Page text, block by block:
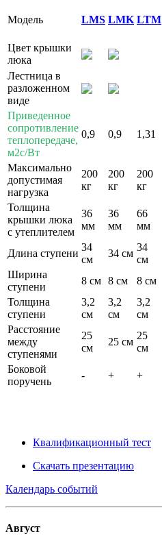
Модель LMS LMK LTM
Цвет крышки
люка
Лестница в
разложенном
виде
Приведенное
сопротивление
теплопередаче,
м2с/Вт
0,9 0,9 1,31
Максимально
допустимая
нагрузка
200
кг
200
кг
200
кг
Толщина
крышки люка
с утеплителем
36
мм
36
мм
66
мм
Длина ступени
34
см
34 см
34
см
Ширина
ступени
8 см 8 см 8 см
Толщина
ступени
3,2
см
3,2
см
3,2
см
Расстояние
между
ступенями
25
см
25 см
25
см
Боковой
поручень
- + +
Квалификационный тест
Скачать презентацию
Календарь событий
Август